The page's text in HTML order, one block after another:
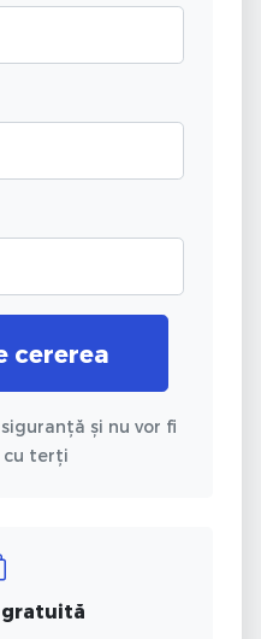
cererea
și nu vor fi
terți
gratuită